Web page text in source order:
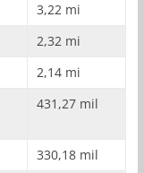
3,22 mi
2,32 mi
2,14 mi
431,27 mil
330,18 mil